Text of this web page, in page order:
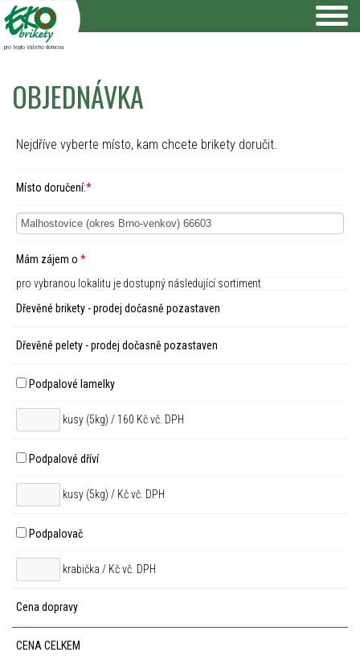
pro teplo Vašeho domova
OBJEDNÁVKA
Nejdříve vyberte místo, kam chcete brikety doručit.
Místo doručení:*
Mám zájem o *
pro vybranou lokalitu je dostupný následující sortiment
Dřevěné brikety - prodej dočasně pozastaven
Dřevěné pelety - prodej dočasně pozastaven
Podpalové lamelky
kusy (5kg) / 160 Kč vč. DPH
Podpalové dříví
kusy (5kg) / Kč vč. DPH
Podpalovač
krabička / Kč vč. DPH
Cena dopravy
CENA CELKEM